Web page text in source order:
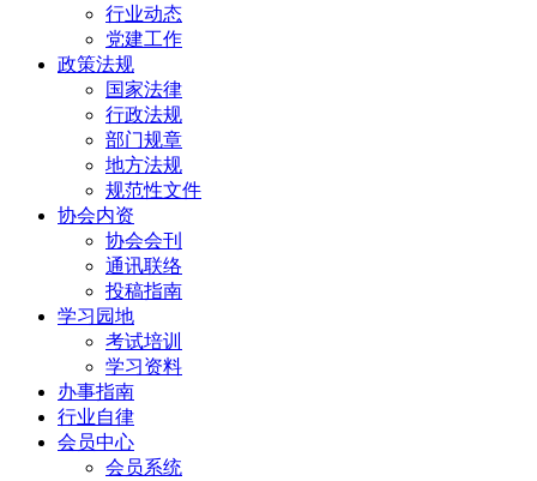
行业动态
党建工作
政策法规
国家法律
行政法规
部门规章
地方法规
规范性文件
协会内资
协会会刊
通讯联络
投稿指南
学习园地
考试培训
学习资料
办事指南
行业自律
会员中心
会员系统